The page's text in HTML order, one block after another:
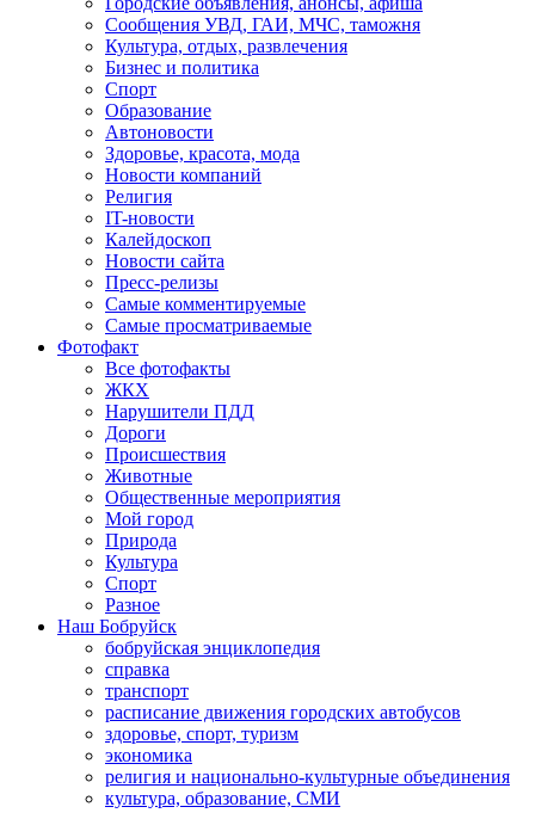
Сообщения УВД, ГАИ, МЧС, таможня
Культура, отдых, развлечения
Бизнес и политика
Спорт
Образование
Автоновости
Здоровье, красота, мода
Новости компаний
Религия
IT-новости
Калейдоскоп
Новости сайта
Пресс-релизы
Самые комментируемые
Самые просматриваемые
Фотофакт
Все фотофакты
ЖКХ
Нарушители ПДД
Дороги
Происшествия
Животные
Общественные мероприятия
Мой город
Природа
Культура
Спорт
Разное
Наш Бобруйск
бобруйская энциклопедия
справка
транспорт
расписание движения городских автобусов
здоровье, спорт, туризм
экономика
религия и национально-культурные объединения
культура, образование, СМИ